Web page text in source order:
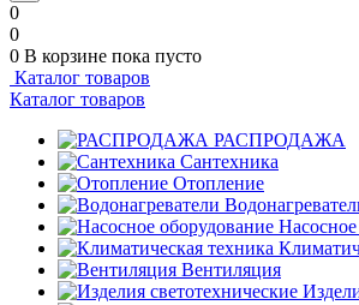
0
0
0 В корзине пока пусто
Каталог товаров
Каталог товаров
РАСПРОДАЖА
Сантехника
Отопление
Вентиляция